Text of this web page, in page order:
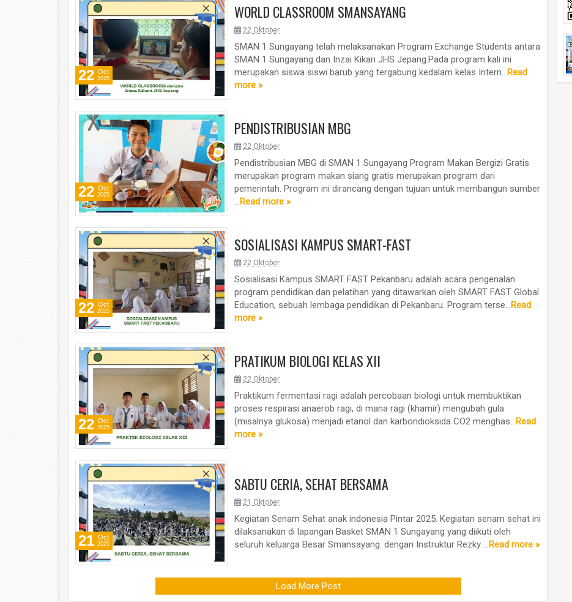
WORLD CLASSROOM SMANSAYANG
22 Oktober
SMAN 1 Sungayang telah melaksanakan Program Exchange Students antara
SMAN 1 Sungayang dan Inzai Kikari JHS Jepang.Pada program kali ini
merupakan siswa siswi barub yang tergabung kedalam kelas Intern...Read
more »
22 Oct
2025
PENDISTRIBUSIAN MBG
22 Oktober
Pendistribusian MBG di SMAN 1 Sungayang Program Makan Bergizi Gratis
merupakan program makan siang gratis merupakan program dari
pemerintah. Program ini dirancang dengan tujuan untuk membangun sumber
...Read more »
22 Oct
2025
SOSIALISASI KAMPUS SMART-FAST
22 Oktober
Sosialisasi Kampus SMART FAST Pekanbaru adalah acara pengenalan
program pendidikan dan pelatihan yang ditawarkan oleh SMART FAST Global
Education, sebuah lembaga pendidikan di Pekanbaru. Program terse...Read
more »
22 Oct
2025
PRATIKUM BIOLOGI KELAS XII
22 Oktober
Praktikum fermentasi ragi adalah percobaan biologi untuk membuktikan
proses respirasi anaerob ragi, di mana ragi (khamir) mengubah gula
(misalnya glukosa) menjadi etanol dan karbondioksida CO2 menghas...Read
more »
22 Oct
2025
SABTU CERIA, SEHAT BERSAMA
21 Oktober
Kegiatan Senam Sehat anak indonesia Pintar 2025. Kegiatan senam sehat ini
dilaksanakan di lapangan Basket SMAN 1 Sungayang yang diikuti oleh
seluruh keluarga Besar Smansayang. dengan Instruktur Rezky ...Read more »
21 Oct
2025
Load More Post